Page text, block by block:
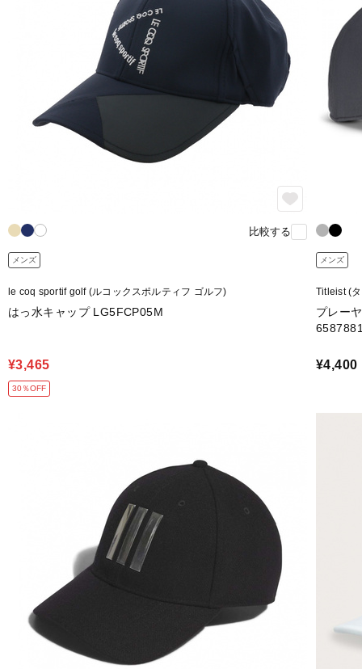
比較する
メンズ
le coq sportif golf (ルコックスポルティフ ゴルフ)
はっ水キャップ LG5FCP05M
¥3,465
30％OFF
メンズ
Titleist (
プレー
¥4,400